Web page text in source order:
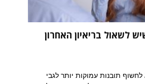
לשאול בריאיון האחרון
תובנות עמוקות יותר לגבי